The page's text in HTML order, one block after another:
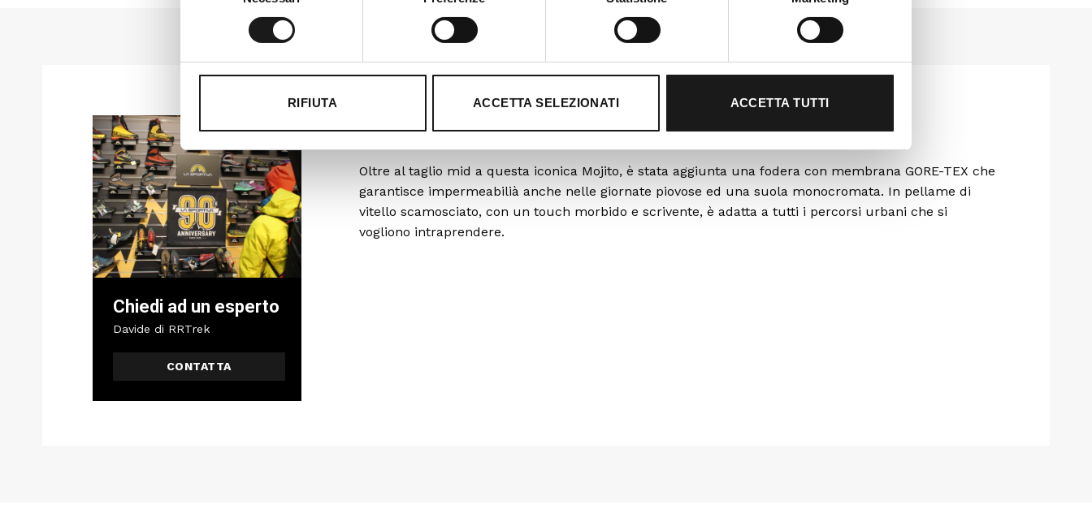
RIFIUTA ACCETTA SELEZIONATI ACCETTA TUTTI
Chiedi ad un esperto
Davide di RRTrek
CONTATTA
DESCRIZIONE INFORMAZIONI AGGIUNTIVE
Oltre al taglio mid a questa iconica Mojito, è stata aggiunta una fodera con membrana GORE-TEX che
garantisce impermeabilià anche nelle giornate piovose ed una suola monocromata. In pellame di
vitello scamosciato, con un touch morbido e scrivente, è adatta a tutti i percorsi urbani che si
vogliono intraprendere.